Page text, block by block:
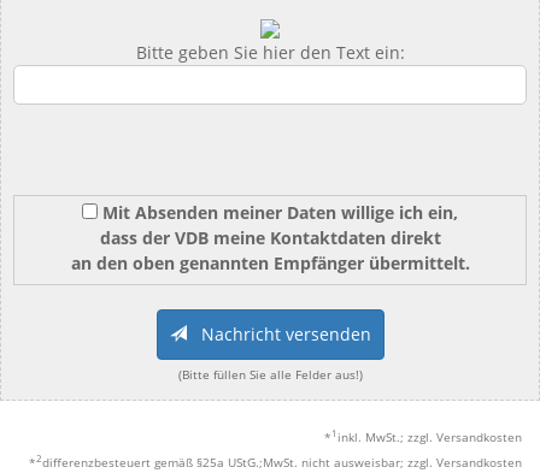
Bitte geben Sie hier den Text ein:
Mit Absenden meiner Daten willige ich ein,
dass der VDB meine Kontaktdaten direkt
an den oben genannten Empfänger übermittelt.
Nachricht versenden
(Bitte füllen Sie alle Felder aus!)
* 1 inkl. MwSt.; zzgl. Versandkosten
*2differenzbesteuert gemäß §25a UStG.;MwSt. nicht ausweisbar; zzgl. Versandkosten